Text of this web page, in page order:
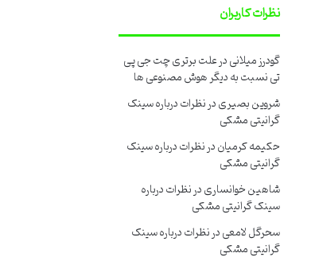
نظرات کاربران
گودرز میلانیدرعلت برتری چت جی پی
تی نسبت به دیگر هوش مصنوعی ها
شروین بصیریدرنظرات درباره سینک
گرانیتی مشکی
حکیمه کرمیاندرنظرات درباره سینک
گرانیتی مشکی
شاهین خوانساریدرنظرات درباره
سینک گرانیتی مشکی
سحرگل لامعیدرنظرات درباره سینک
گرانیتی مشکی